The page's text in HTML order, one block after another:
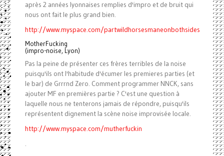
après 2 années lyonnaises remplies d'impro et de bruit qui
nous ont fait le plus grand bien.
http://www.myspace.com/partwildhorsesmaneonbothsides
MotherFucking
(impro-noise, Lyon)
Pas la peine de présenter ces frères terribles de la noise
puisqu'ils ont l'habitude d'écumer les premieres parties (et
le bar) de Grrrnd Zero. Comment programmer NNCK, sans
ajouter MF en premières partie ? C'est une question à
laquelle nous ne tenterons jamais de répondre, puisqu'ils
représentent dignement la scène noise improvisée locale.
http://www.myspace.com/mutherfuckin
.